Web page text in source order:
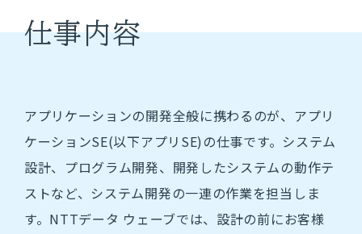
国立研究開発法人様
社員・社風を知る
働く環境を知る
仕事内容
アプリケーションの開発全般に携わるのが、アプリ
ケーションSE(以下アプリSE)の仕事です。システム
設計、プログラム開発、開発したシステムの動作テ
ストなど、システム開発の一連の作業を担当しま
す。NTTデータ ウェーブでは、設計の前にお客様